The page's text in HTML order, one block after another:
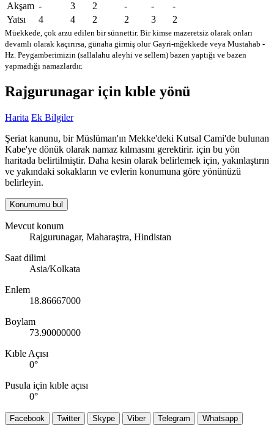
Akşam - 3 2 - -
-
Yatsı
4 4 2 2 3 2
Müekkede, çok arzu edilen bir sünnettir. Bir kimse mazeretsiz olarak onları
devamlı olarak kaçırırsa, günaha girmiş olur Gayri-mğekkede veya Mustahab -
Hz. Peygamberimizin (sallalahu aleyhi ve sellem) bazen yaptığı ve bazen
yapmadığı namazlardır.
Rajgurunagar için kıble yönü
Harita Ek Bilgiler
Şeriat kanunu, bir Müslüman'ın Mekke'deki Kutsal Cami'de bulunan
Kabe'ye dönük olarak namaz kılmasını gerektirir. için bu yön
haritada belirtilmiştir. Daha kesin olarak belirlemek için, yakınlaştırın
ve yakındaki sokakların ve evlerin konumuna göre yönünüzü
belirleyin.
Konumumu bul
Mevcut konum
Rajgurunagar, Maharaştra, Hindistan
Saat dilimi
Asia/Kolkata
Enlem
18.86667000
Boylam
73.90000000
Kıble Açısı
0°
Pusula için kıble açısı
0°
Facebook Twitter Skype Viber Telegram Whatsapp